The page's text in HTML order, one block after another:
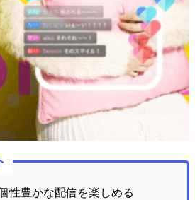
性豊かな配信を楽しめる